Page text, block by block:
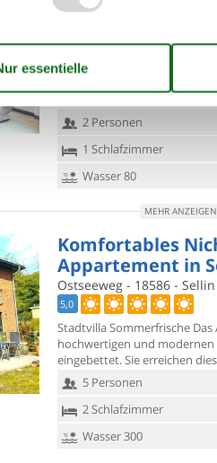
Meerblick und
5,0
Vebringen Sie einen
2 Personen
1 Schlafzimmer
Wasser 80
MEHR ANZEIGEN
Komfortables
Appartement in
Ostseeweg - 18586 -
5,0
Stadtvilla Sommerfrische
hochwertigen und modernen
eingebettet. Sie erreichen
5 Personen
2 Schlafzimmer
Wasser 300